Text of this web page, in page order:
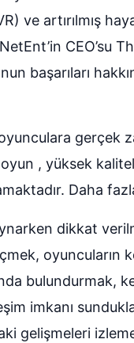
ve artırılmış
başarıları
gerçek
, yüksek
Daha
dikkat
oyuncuların
bulundurmak,
imkanı
gelişmeleri